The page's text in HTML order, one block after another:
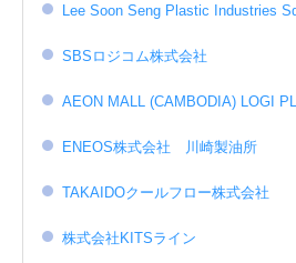
Lee Soon Seng Plastic Industries
SBSロジコム株式会社
AEON MALL (CAMBODIA) LOGI
ENEOS株式会社 川崎製油所
TAKAIDOクールフロー株式会社
株式会社KITSライン